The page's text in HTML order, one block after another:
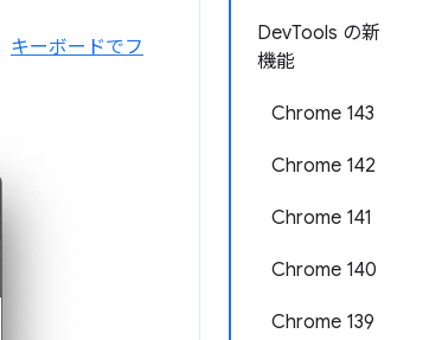
DevTools の新
機能
Chrome 143
Chrome 142
Chrome 141
Chrome 140
Chrome 139
キーボードでフ